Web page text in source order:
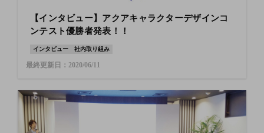
【インタビュー】アクアキャラクターデザインコ
ンテスト優勝者発表！！
インタビュー 社内取り組み
最終更新日：2020/06/11